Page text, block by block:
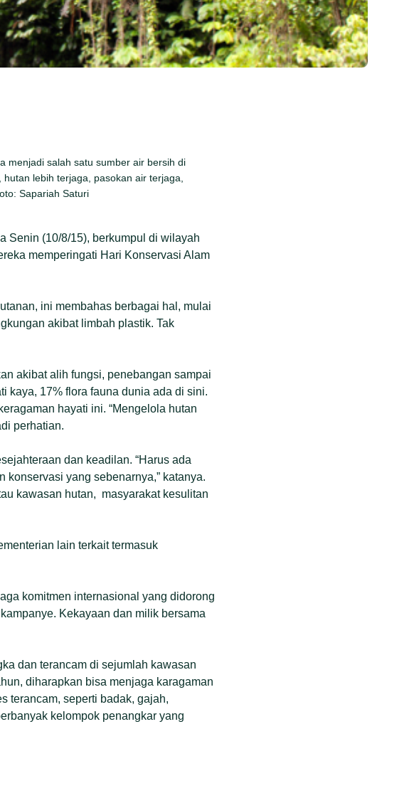
menjadi salah satu sumber air bersih di
lebih terjaga, pasokan air terjaga,
Sapariah Saturi
Senin (10/8/15), berkumpul di wilayah
memperingati Hari Konservasi Alam
ini membahas berbagai hal, mulai
akibat limbah plastik. Tak
akibat alih fungsi, penebangan sampai
kaya, 17% flora fauna dunia ada di sini.
hayati ini. “Mengelola hutan
perhatian.
dan keadilan. “Harus ada
yang sebenarnya,” katanya.
kawasan hutan, masyarakat kesulitan
lain terkait termasuk
komitmen internasional yang didorong
Kekayaan dan milik bersama
dan terancam di sejumlah kawasan
diharapkan bisa menjaga karagaman
terancam, seperti badak, gajah,
kelompok penangkar yang